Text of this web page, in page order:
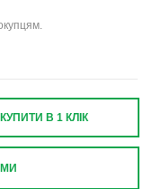
КУПИТИ В 1 КЛІК